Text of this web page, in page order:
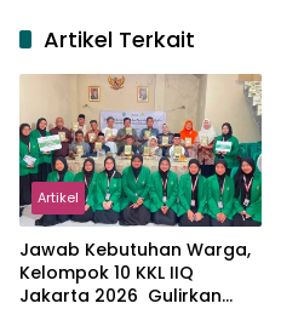
Artikel Terkait
Artikel
Jawab Kebutuhan Warga,
Kelompok 10 KKL IIQ
Jakarta 2026 Gulirkan